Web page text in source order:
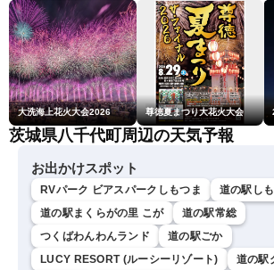
大洗海上花火大会2026 尊徳夏まつり大花火大会
茨城県八千代町周辺の天気予報
お出かけスポット
RVパーク ビアスパークしもつま
道の駅し
道の駅まくらがの里 こが
道の駅常総
つくばわんわんランド
道の駅ごか
LUCY RESORT (ルーシーリゾート)
道の駅